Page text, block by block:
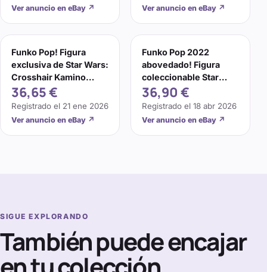
Ver anuncio en eBay ↗ Ver anuncio en eBay ↗
Funko Pop! Figura
exclusiva de Star Wars:
Crosshair Kamino
#444 the Bad Batch
36,65 €
Registrado el 21 ene 2026
Ver anuncio en eBay ↗
Funko Pop 2022
abovedado! Figura
coleccionable Star
Wars: Bad Batch
Crosshair #444
36,90 €
Registrado el 18 abr 2026
Ver anuncio en eBay ↗
SIGUE EXPLORANDO
También puede encajar